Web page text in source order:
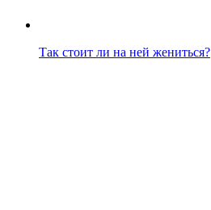
Так стоит ли на ней жениться?